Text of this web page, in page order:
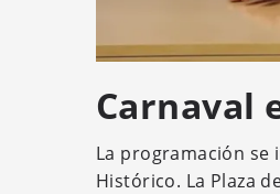
Carnaval
La programación se
Histórico. La Plaza